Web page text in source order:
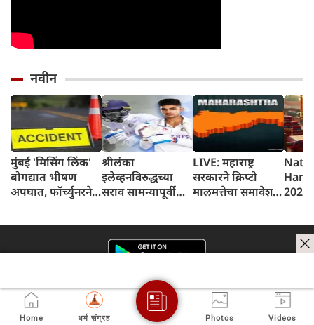
नवीन
मुंबई 'मिसिंग लिंक'
बोगद्यात भीषण
अपघात, फॉर्च्युनरने
श्रीलंका
इलेव्हनविरुद्धच्या
सराव सामन्यापूर्वी
गिलला दुखापत
LIVE: महाराष्ट्र
सरकारने क्रिप्टो
मालमत्तेचा समावेश
कायद्यात दुरुस्ती
केली
2026:
Home धर्म संग्रह Photos Videos